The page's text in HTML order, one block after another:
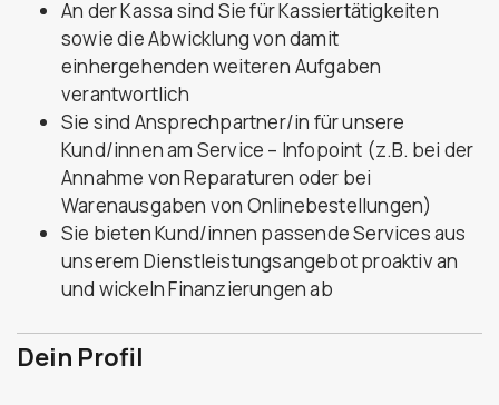
An der Kassa sind Sie für Kassiertätigkeiten
sowie die Abwicklung von damit
einhergehenden weiteren Aufgaben
verantwortlich
Sie sind Ansprechpartner/in für unsere
Kund/innen am Service – Infopoint (z.B. bei der
Annahme von Reparaturen oder bei
Warenausgaben von Onlinebestellungen)
Sie bieten Kund/innen passende Services aus
unserem Dienstleistungsangebot proaktiv an
und wickeln Finanzierungen ab
Dein Profil